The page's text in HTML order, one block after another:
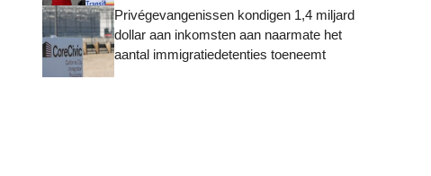
Privégevangenissen kondigen 1,4 miljard
dollar aan inkomsten aan naarmate het
aantal immigratiedetenties toeneemt